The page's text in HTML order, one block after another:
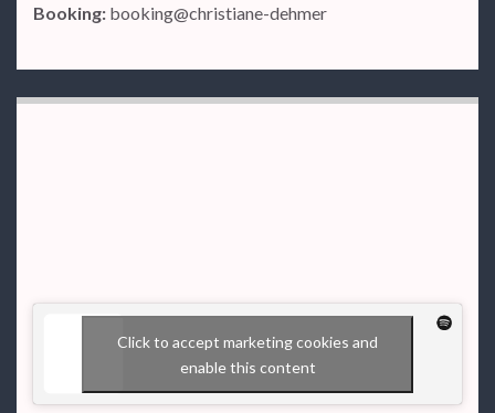
Booking: booking@christiane-dehmer
Click to accept marketing cookies and
enable this content